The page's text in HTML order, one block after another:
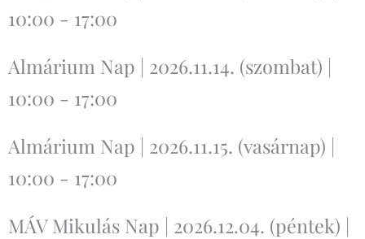
10:00 - 17:00
Almárium Nap | 2026.11.14. (szombat) |
10:00 - 17:00
Almárium Nap | 2026.11.15. (vasárnap) |
10:00 - 17:00
MÁV Mikulás Nap | 2026.12.04. (péntek) |